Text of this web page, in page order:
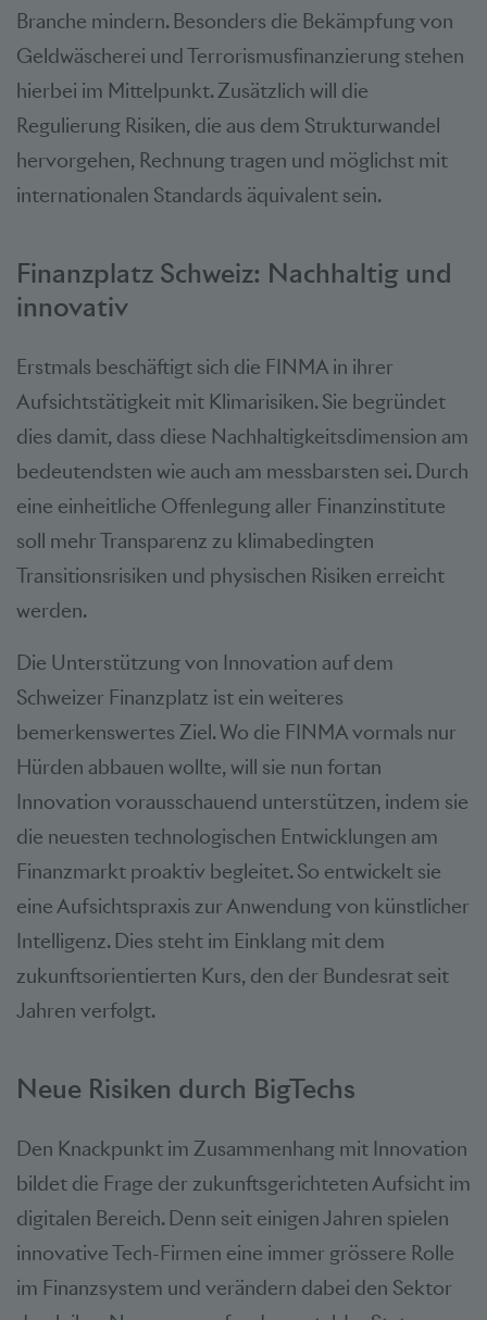
Branche mindern. Besonders die Bekämpfung von
Geldwäscherei und Terrorismusfinanzierung stehen
hierbei im Mittelpunkt. Zusätzlich will die
Regulierung Risiken, die aus dem Strukturwandel
hervorgehen, Rechnung tragen und möglichst mit
internationalen Standards äquivalent sein.
Finanzplatz Schweiz: Nachhaltig und
innovativ
Erstmals beschäftigt sich die FINMA in ihrer
Aufsichtstätigkeit mit Klimarisiken. Sie begründet
dies damit, dass diese Nachhaltigkeitsdimension am
bedeutendsten wie auch am messbarsten sei. Durch
eine einheitliche Offenlegung aller Finanzinstitute
soll mehr Transparenz zu klimabedingten
Transitionsrisiken und physischen Risiken erreicht
werden.
Die Unterstützung von Innovation auf dem
Schweizer Finanzplatz ist ein weiteres
bemerkenswertes Ziel. Wo die FINMA vormals nur
Hürden abbauen wollte, will sie nun fortan
Innovation vorausschauend unterstützen, indem sie
die neuesten technologischen Entwicklungen am
Finanzmarkt proaktiv begleitet. So entwickelt sie
eine Aufsichtspraxis zur Anwendung von künstlicher
Intelligenz. Dies steht im Einklang mit dem
zukunftsorientierten Kurs, den der Bundesrat seit
Jahren verfolgt.
Neue Risiken durch BigTechs
Den Knackpunkt im Zusammenhang mit Innovation
bildet die Frage der zukunftsgerichteten Aufsicht im
digitalen Bereich. Denn seit einigen Jahren spielen
innovative Tech-Firmen eine immer grössere Rolle
im Finanzsystem und verändern dabei den Sektor